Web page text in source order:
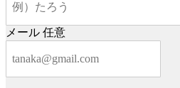
メール 任意